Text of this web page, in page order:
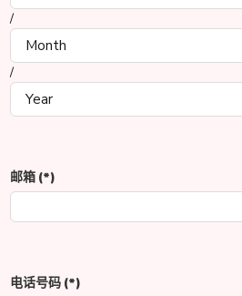
/
/
邮箱 (*)
电话号码 (*)